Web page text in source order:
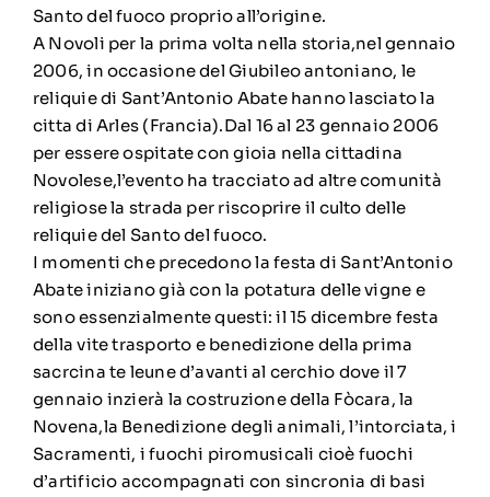
Santo del fuoco proprio all’origine.
A Novoli per la prima volta nella storia,nel gennaio
2006, in occasione del Giubileo antoniano, le
reliquie di Sant’Antonio Abate hanno lasciato la
citta di Arles (Francia).Dal 16 al 23 gennaio 2006
per essere ospitate con gioia nella cittadina
Novolese,l’evento ha tracciato ad altre comunità
religiose la strada per riscoprire il culto delle
reliquie del Santo del fuoco.
I momenti che precedono la festa di Sant’Antonio
Abate iniziano già con la potatura delle vigne e
sono essenzialmente questi: il 15 dicembre festa
della vite trasporto e benedizione della prima
sacrcina te leune d’avanti al cerchio dove il 7
gennaio inzierà la costruzione della Fòcara, la
Novena,la Benedizione degli animali, l’intorciata, i
Sacramenti, i fuochi piromusicali cioè fuochi
d’artificio accompagnati con sincronia di basi